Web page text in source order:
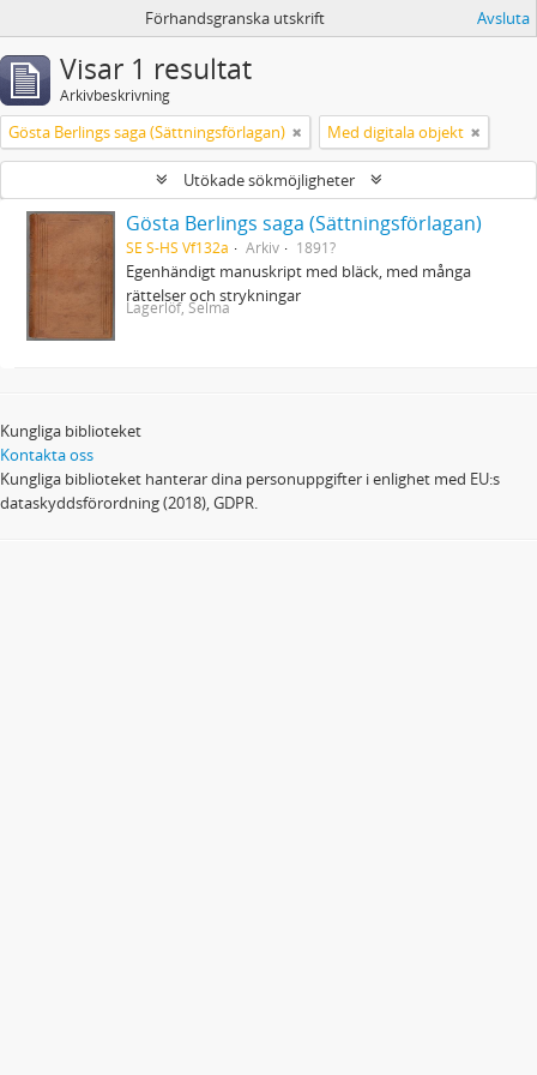
Förhandsgranska utskrift Avsluta
Visar 1 resultat
Arkivbeskrivning
Gösta Berlings saga (Sättningsförlagan) Med digitala objekt
Utökade sökmöjligheter
Gösta Berlings saga (Sättningsförlagan)
SE S-HS Vf132a Arkiv 1891?
Egenhändigt manuskript med bläck, med många
rättelser och strykningar
Lagerlöf, Selma
Kungliga biblioteket
Kontakta oss
Kungliga biblioteket hanterar dina personuppgifter i enlighet med EU:s
dataskyddsförordning (2018), GDPR.